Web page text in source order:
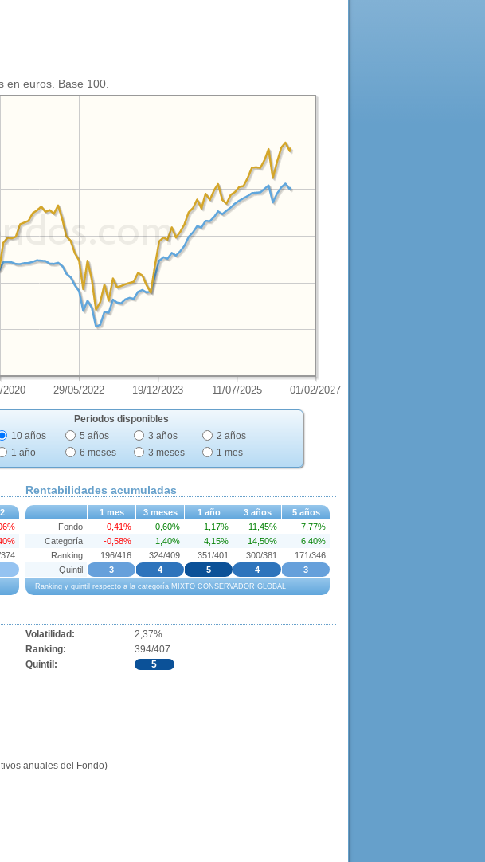
en euros. Base 100.
2020 29/05/2022 19/12/2023 11/07/2025 01/02/2027
Periodos disponibles
10 años
5 años 3 años
2 años
1 año
6 meses 3 meses 1 mes
Rentabilidades acumuladas
1 mes 3 meses 1 año 3 años 5 años
Ranking y quintil respecto a la categoría MIXTO CONSERVADOR GLOBAL
Fondo -0,41% 0,60% 1,17% 11,45%
7,77%
Categoría
-0,58% 1,40% 4,15% 14,50%
6,40%
Ranking
196/416 324/409 351/401 300/381
171/346
Quintil
3 4 5 4 3
Volatilidad:
2,37%
Ranking:
394/407
Quintil:
5
anuales del Fondo)